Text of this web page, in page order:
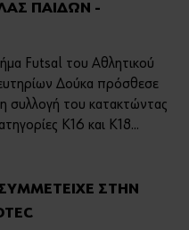
ΠΑΙΔΩΝ -
Futsal του Αθλητικού
Δούκα πρόσθεσε
συλλογή του κατακτώντας
Κ16 και Κ18...
ΣΤΗΝ